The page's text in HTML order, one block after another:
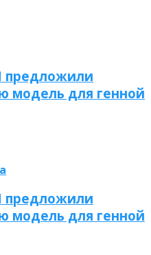
модель для генной
модель для генной